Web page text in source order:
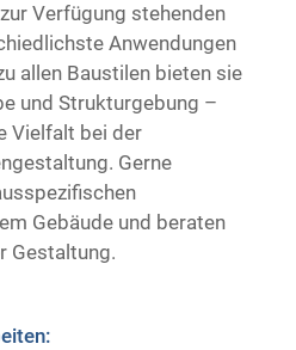
Verfügung stehenden
Anwendungen
allen Baustilen bieten sie
und Strukturgebung –
Vielfalt bei der
Gerne
Gebäude und beraten
Gestaltung.